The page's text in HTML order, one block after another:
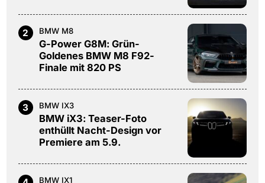
2 BMW M8
G-Power G8M: Grün-
Goldenes BMW M8 F92-
Finale mit 820 PS
3 BMW IX3
BMW iX3: Teaser-Foto
enthüllt Nacht-Design vor
Premiere am 5.9.
BMW IX1